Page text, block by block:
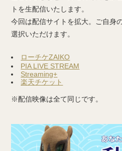
トを生配信いたします。
今回は配信サイトを拡大。ご自身
選択いただけます。
ローチケZAIKO
PIA LIVE STREAM
Streaming+
楽天チケット
※配信映像は全て同じです。